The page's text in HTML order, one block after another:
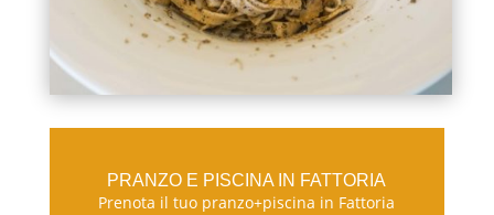
PRANZO E PISCINA IN FATTORIA
Prenota il tuo pranzo+piscina in Fattoria